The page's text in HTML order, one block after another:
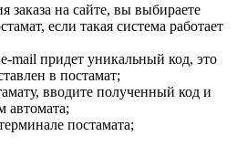
заказа на сайте, вы выбираете
если такая система работает
mail придет уникальный код, это
в постамат;
вводите полученный код и
автомата;
постамата;